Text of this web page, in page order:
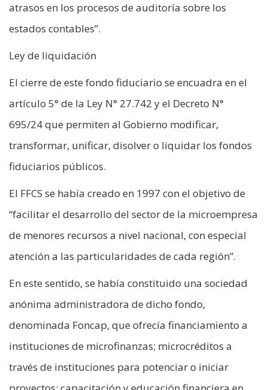
atrasos en los procesos de auditoría sobre los
estados contables”.
Ley de liquidación
El cierre de este fondo fiduciario se encuadra en el
artículo 5° de la Ley N° 27.742 y el Decreto N°
695/24 que permiten al Gobierno modificar,
transformar, unificar, disolver o liquidar los fondos
fiduciarios públicos.
El FFCS se había creado en 1997 con el objetivo de
“facilitar el desarrollo del sector de la microempresa
de menores recursos a nivel nacional, con especial
atención a las particularidades de cada región”.
En este sentido, se había constituido una sociedad
anónima administradora de dicho fondo,
denominada Foncap, que ofrecía financiamiento a
instituciones de microfinanzas; microcréditos a
través de instituciones para potenciar o iniciar